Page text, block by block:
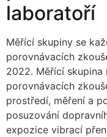
laboratoří
Měřící skupiny se
porovnávacích
2022. Měřící skupina
porovnávacích
prostředí, měření a
posuzování
expozice vibrací